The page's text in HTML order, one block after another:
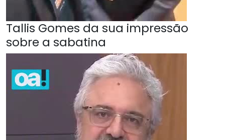
Tallis Gomes da sua impressão
sobre a sabatina